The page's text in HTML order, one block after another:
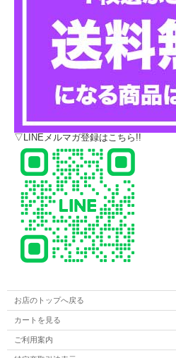
▽LINEメルマガ登録はこちら!!
お店のトップへ戻る
カートを見る
ご利用案内